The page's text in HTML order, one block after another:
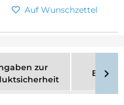
Auf Wunschzettel
zur